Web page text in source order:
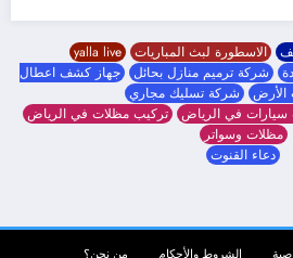
الاسطورة لبث المباريات yalla live
شركة ترميم منازل بحائل جهاز كشف اعطال
الأرض شركة تسليك مجاري
في الرياض تركيب مظلات في الرياض
مظلات وسواتر
دعاء القنوت
الشروط والأحكام من نحن؟